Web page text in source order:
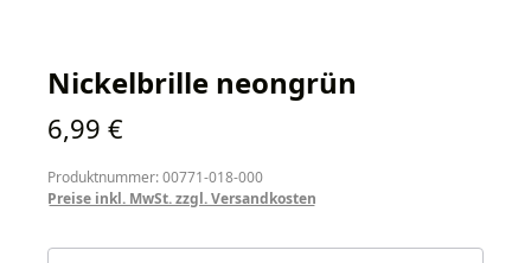
Nickelbrille neongrün
Regulärer Preis:
6,99 €
Produktnummer: 00771-018-000
Preise inkl. MwSt. zzgl. Versandkosten